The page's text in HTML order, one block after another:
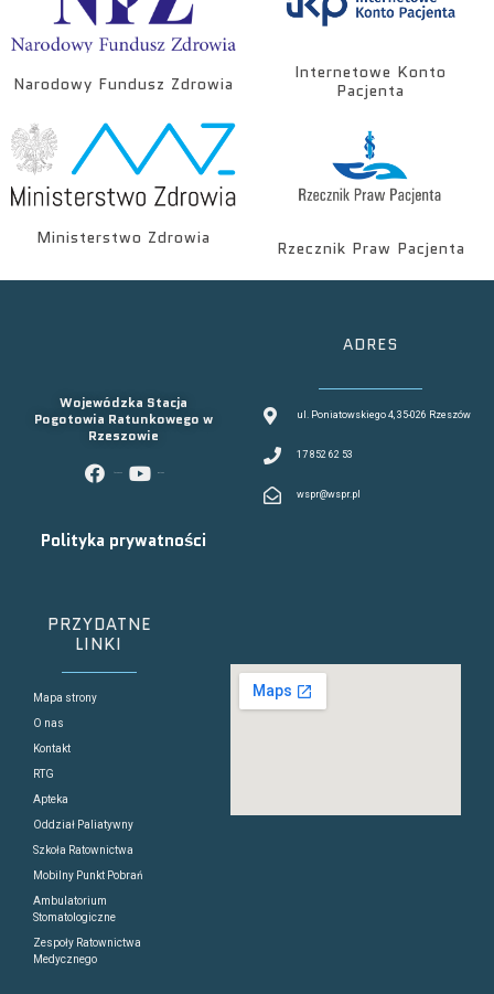
Narodowy Fundusz Zdrowia
Internetowe Konto
Pacjenta
Ministerstwo Zdrowia
Rzecznik Praw Pacjenta
Wojewódzka Stacja
Pogotowia Ratunkowego w
Rzeszowie
Polityka prywatności
ADRES
ul. Poniatowskiego 4, 35-026 Rzeszów
17 852 62 53
wspr@wspr.pl
PRZYDATNE
LINKI
Mapa strony
O nas
Kontakt
RTG
Apteka
Oddział Paliatywny
Szkoła Ratownictwa
Mobilny Punkt Pobrań
Ambulatorium
Stomatologiczne
Zespoły Ratownictwa
Medycznego